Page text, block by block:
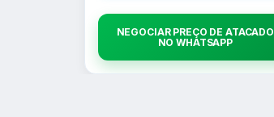
NEGOCIAR PREÇO DE ATACADO
NO WHATSAPP